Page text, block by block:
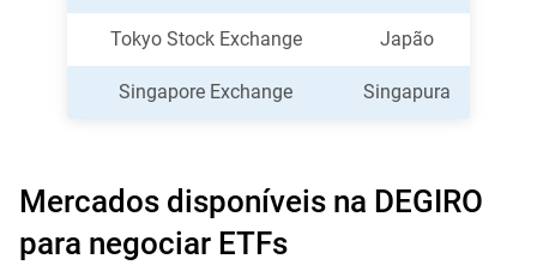
Tokyo Stock Exchange Japão
Singapore Exchange Singapura
Mercados disponíveis na DEGIRO
para negociar ETFs